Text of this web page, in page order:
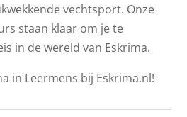
vechtsport. Onze
staan klaar om je te
in de wereld van Eskrima.
in Leermens bij Eskrima.nl!